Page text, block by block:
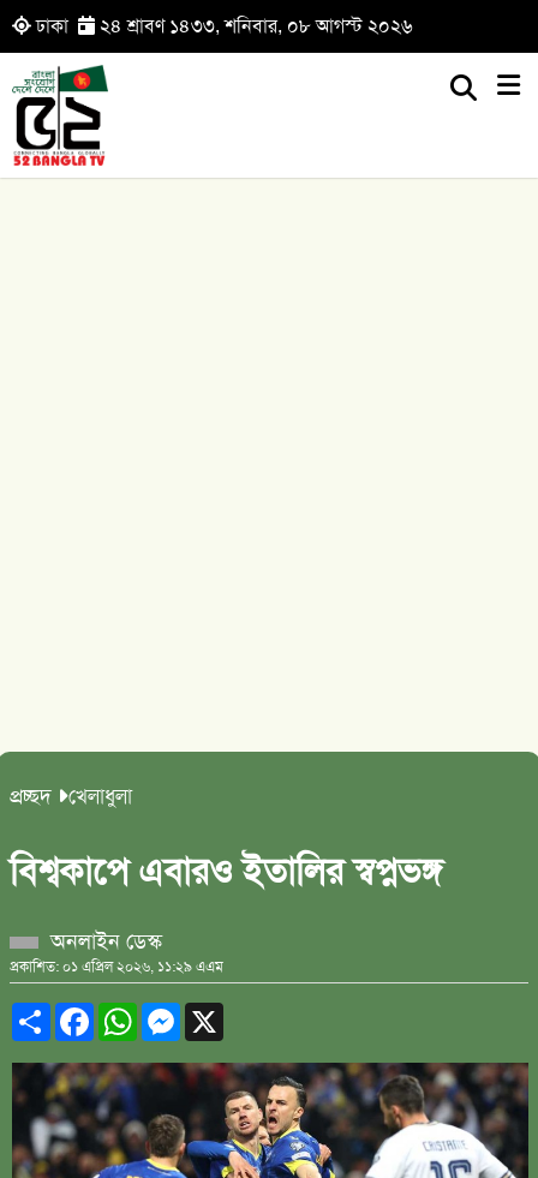
ঢাকা ২৪ শ্রাবণ ১৪৩৩, শনিবার, ০৮ আগস্ট ২০২৬
প্রচ্ছদ খেলাধুলা
বিশ্বকাপে এবারও ইতালির স্বপ্নভঙ্গ
অনলাইন ডেস্ক
প্রকাশিত: ০১ এপ্রিল ২০২৬, ১১:২৯ এএম
ShareFacebookWhatsAppMessenger